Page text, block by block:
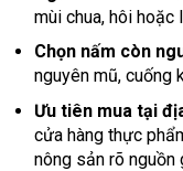
mùi chua, hôi hoặc
Chọn nấm còn
nguyên mũ, cuống
Ưu tiên mua tại
cửa hàng thực
nông sản rõ nguồn